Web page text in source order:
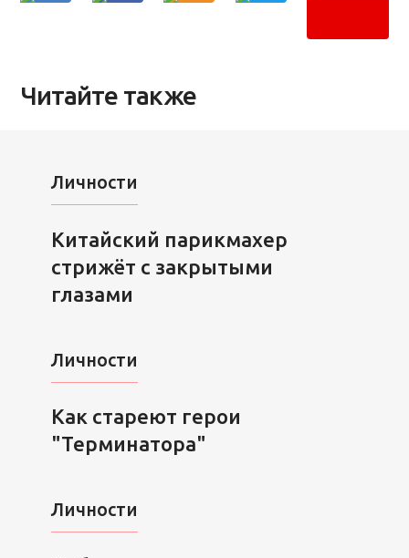
Читайте также
Личности
Китайский парикмахер
стрижёт с закрытыми
глазами
Личности
Как стареют герои
"Терминатора"
Личности